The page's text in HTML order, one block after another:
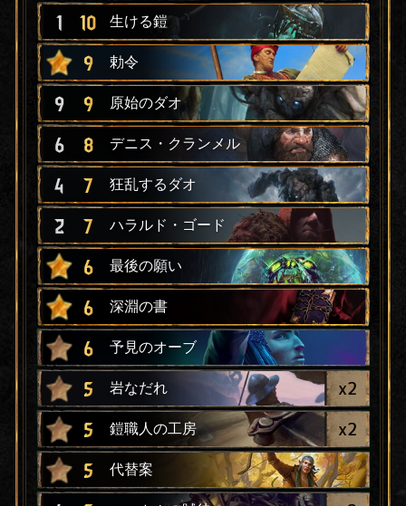
1 10 生ける鎧
9 勅令
9 9 原始のダオ
6 8 デニス・クランメル
4 7 狂乱するダオ
2 7 ハラルド・ゴード
6 最後の願い
6 深淵の書
6 予見のオーブ
5 岩なだれ x2
5 鎧職人の工房 x2
5 代替案